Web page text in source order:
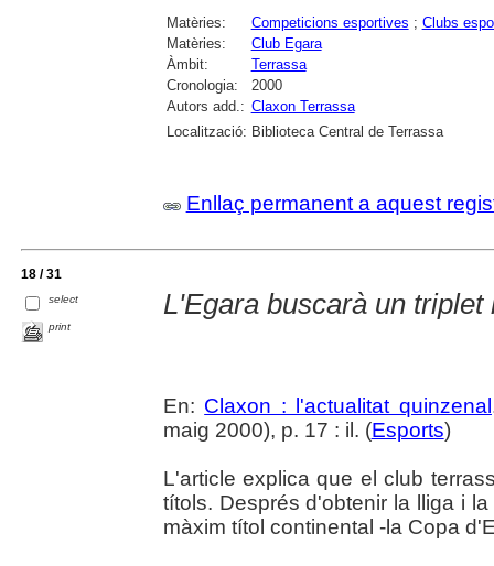
Matèries: Competicions esportives ; Clubs
Matèries:
Club Egara
Àmbit:
Terrassa
Cronologia:
2000
Autors add.: Claxon Terrassa
Localització: Biblioteca Central de Terrassa
Enllaç permanent a aquest
18 / 31
select
print
L'Egara buscarà un
En: Claxon : l'actualitat quinzenal
maig 2000), p. 17 : il. (Esports)
L'article explica que el club
títols. Després d'obtenir la lliga i
màxim títol continental -la Copa